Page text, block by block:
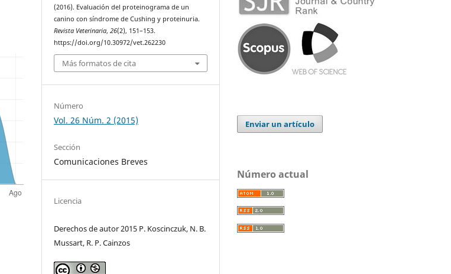
(2016). Evaluación del proteinograma de un
canino con síndrome de Cushing y proteinuria.
Revista Veterinaria,26(2), 151–153.
https://doi.org/10.30972/vet.262230
Más formatos de cita
Número
Vol. 26 Núm. 2 (2015)
Sección
Comunicaciones Breves
Licencia
Derechos de autor 2015 P. Koscinczuk, N. B.
Mussart, R. P. Cainzos
Enviar un artículo
Número actual